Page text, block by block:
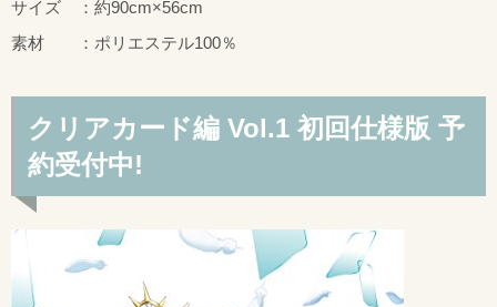
サイズ ：約90cm×56cm
素材 ：ポリエステル100％
クリアカード編 Vol.1 初回仕様版 予
約受付中!